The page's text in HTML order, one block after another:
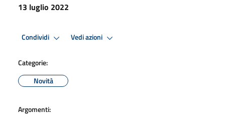
13 luglio 2022
Condividi Vedi azioni
Categorie:
Novità
Argomenti: